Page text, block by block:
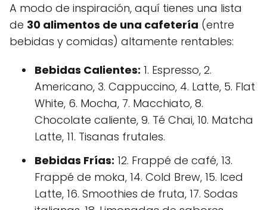
A modo de inspiración, aquí tienes una lista
de 30 alimentos de una cafetería (entre
bebidas y comidas) altamente rentables:
Bebidas Calientes: 1. Espresso, 2.
Americano, 3. Cappuccino, 4. Latte, 5. Flat
White, 6. Mocha, 7. Macchiato, 8.
Chocolate caliente, 9. Té Chai, 10. Matcha
Latte, 11. Tisanas frutales.
Bebidas Frías: 12. Frappé de café, 13.
Frappé de moka, 14. Cold Brew, 15. Iced
Latte, 16. Smoothies de fruta, 17. Sodas